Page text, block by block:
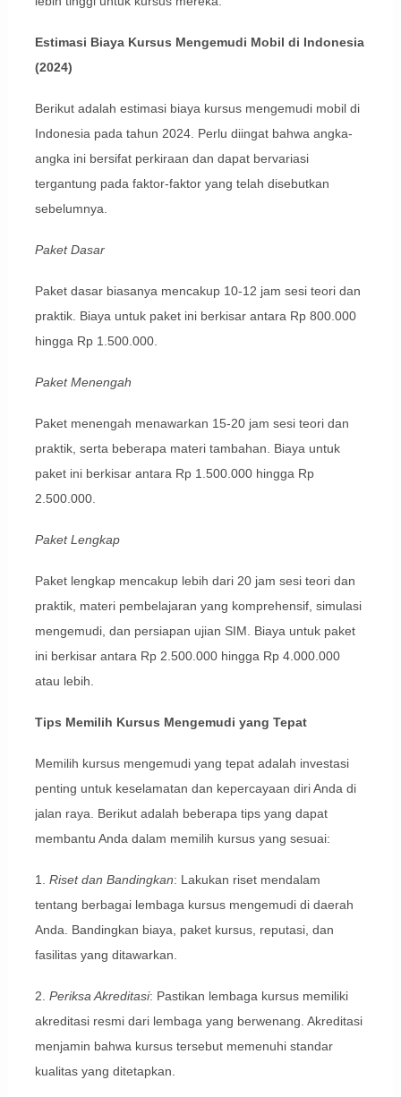
Estimasi Biaya Kursus Mengemudi Mobil di Indonesia
(2024)
Berikut adalah estimasi biaya kursus mengemudi mobil di
Indonesia pada tahun 2024. Perlu diingat bahwa angka-
angka ini bersifat perkiraan dan dapat bervariasi
tergantung pada faktor-faktor yang telah disebutkan
sebelumnya.
Paket Dasar
Paket dasar biasanya mencakup 10-12 jam sesi teori dan
praktik. Biaya untuk paket ini berkisar antara Rp 800.000
hingga Rp 1.500.000.
Paket Menengah
Paket menengah menawarkan 15-20 jam sesi teori dan
praktik, serta beberapa materi tambahan. Biaya untuk
paket ini berkisar antara Rp 1.500.000 hingga Rp
2.500.000.
Paket Lengkap
Paket lengkap mencakup lebih dari 20 jam sesi teori dan
praktik, materi pembelajaran yang komprehensif, simulasi
mengemudi, dan persiapan ujian SIM. Biaya untuk paket
ini berkisar antara Rp 2.500.000 hingga Rp 4.000.000
atau lebih.
Tips Memilih Kursus Mengemudi yang Tepat
Memilih kursus mengemudi yang tepat adalah investasi
penting untuk keselamatan dan kepercayaan diri Anda di
jalan raya. Berikut adalah beberapa tips yang dapat
membantu Anda dalam memilih kursus yang sesuai:
1. Riset dan Bandingkan: Lakukan riset mendalam
tentang berbagai lembaga kursus mengemudi di daerah
Anda. Bandingkan biaya, paket kursus, reputasi, dan
fasilitas yang ditawarkan.
2. Periksa Akreditasi: Pastikan lembaga kursus memiliki
akreditasi resmi dari lembaga yang berwenang. Akreditasi
menjamin bahwa kursus tersebut memenuhi standar
kualitas yang ditetapkan.